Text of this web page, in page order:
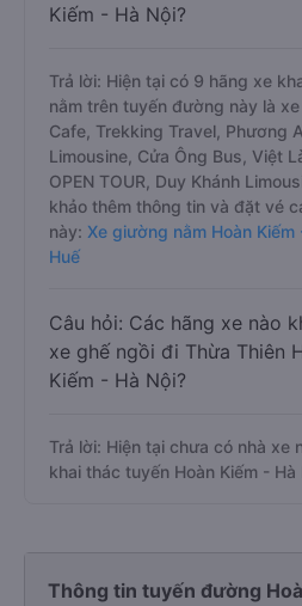
Kiếm - Hà Nội?
Trả lời: Hiện tại có 9 hãng xe
nằm trên tuyến đường này là xe
Cafe, Trekking Travel, Phương
Limousine, Cửa Ông Bus, Việt
OPEN TOUR, Duy Khánh
khảo thêm thông tin và đặt vé
này: Xe giường nằm Hoàn
Huế
Câu hỏi: Các hãng xe nào
xe ghế ngồi đi Thừa Thiên
Kiếm - Hà Nội?
Trả lời: Hiện tại chưa có nhà xe
khai thác tuyến Hoàn Kiếm -
Thông tin tuyến đường